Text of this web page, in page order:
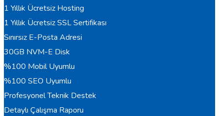
1 Yıllık Ücretsiz Hosting
1 Yıllık Ücretsiz SSL Sertifikası
Sınırsız E-Posta Adresi
30GB NVM-E Disk
%100 Mobil Uyumlu
%100 SEO Uyumlu
Profesyonel Teknik Destek
Detaylı Çalışma Raporu